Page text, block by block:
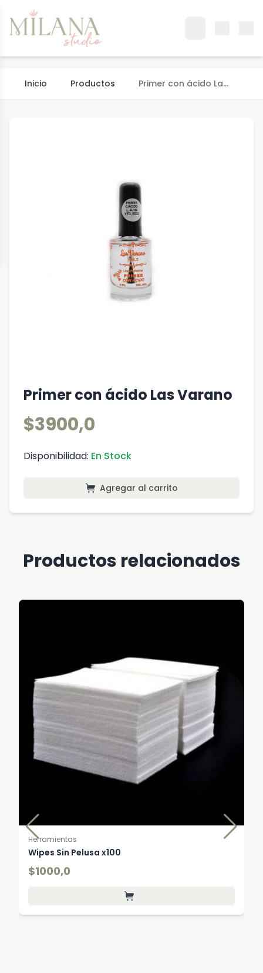
Inicio Productos Primer con ácido La…
Primer con ácido Las Varano
$3900,0
Disponibilidad: En Stock
Agregar al carrito
Productos relacionados
Herramientas
Wipes Sin Pelusa x100
$1000,0